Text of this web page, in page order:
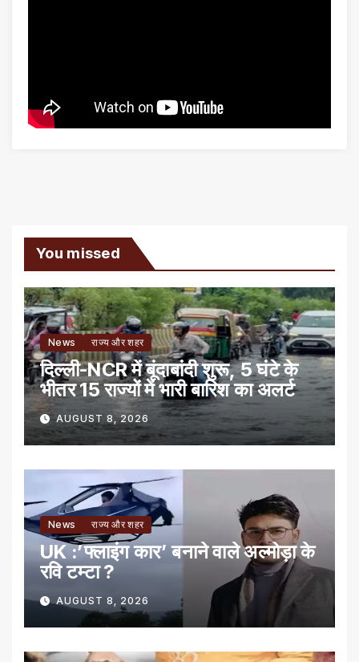
You missed
News राज्य और शहर
दिल्ली-NCR में बूंदाबांदी शुरू, 5 घंटे के
भीतर 15 राज्यों में भारी बारिश का अलर्ट
AUGUST 8, 2026
News राज्य और शहर
UK :’फ्लाइंग कार’ बनाने वाले अल्मोड़ा के
रवि टम्टा ?
AUGUST 8, 2026